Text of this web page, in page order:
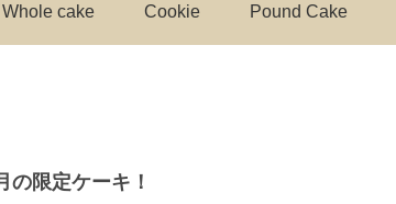
Whole cake Cookie Pound Cake
の限定ケーキ！